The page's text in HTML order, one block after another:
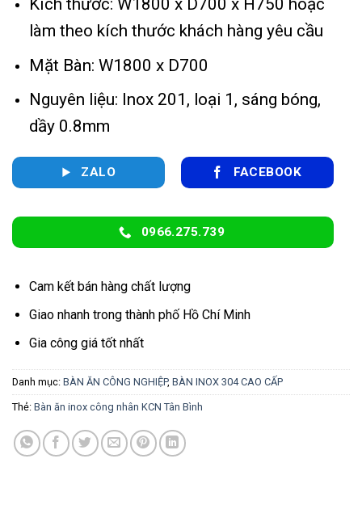
Kích thước: W1800 x D700 x H750 hoặc
làm theo kích thước khách hàng yêu cầu
Mặt Bàn: W1800 x D700
Nguyên liệu: Inox 201, loại 1, sáng bóng,
dầy 0.8mm
ZALO FACEBOOK
0966.275.739
Cam kết bán hàng chất lượng
Giao nhanh trong thành phố Hồ Chí Minh
Gia công giá tốt nhất
Danh mục: BÀN ĂN CÔNG NGHIỆP, BÀN INOX 304 CAO CẤP
Thẻ: Bàn ăn inox công nhân KCN Tân Bình